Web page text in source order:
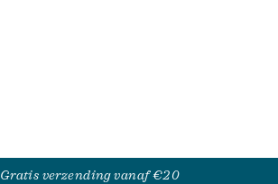
Gratis verzending vanaf €20